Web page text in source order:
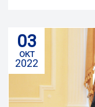
03
окт
2022